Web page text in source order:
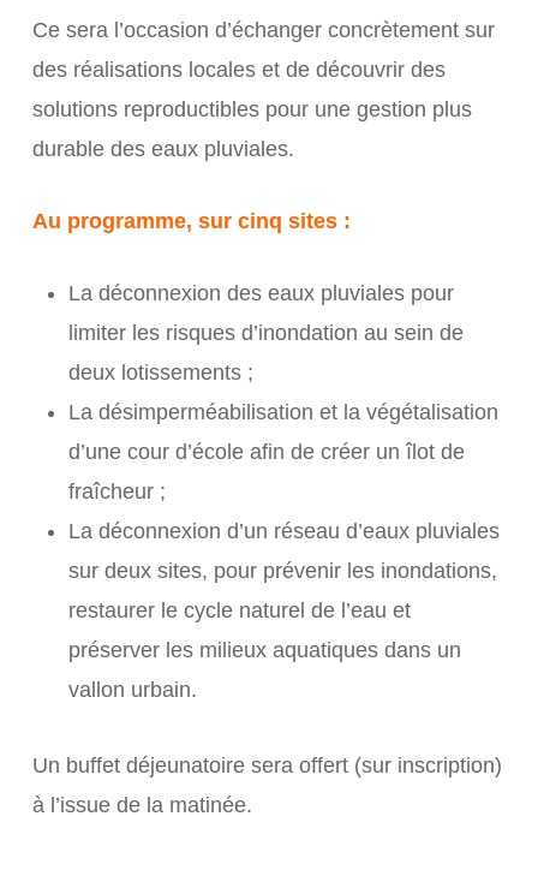
Ce sera l’occasion d’échanger concrètement sur
des réalisations locales et de découvrir des
solutions reproductibles pour une gestion plus
durable des eaux pluviales.
Au programme, sur cinq sites :
La déconnexion des eaux pluviales pour
limiter les risques d’inondation au sein de
deux lotissements ;
La désimperméabilisation et la végétalisation
d’une cour d’école afin de créer un îlot de
fraîcheur ;
La déconnexion d’un réseau d’eaux pluviales
sur deux sites, pour prévenir les inondations,
restaurer le cycle naturel de l’eau et
préserver les milieux aquatiques dans un
vallon urbain.
Un buffet déjeunatoire sera offert (sur inscription)
à l’issue de la matinée.